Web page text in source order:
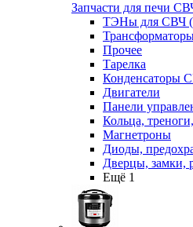
Запчасти для печи
ТЭНы для СВЧ
Прочее
Тарелка
Конденсаторы
Двигатели
Панели
Кольца,
Магнетроны
Диоды,
Дверцы, замки,
Ещё 1